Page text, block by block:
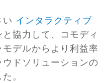
インタラクティブ
と協力して、コモディ
デルからより利益率
ドソリューションの
。